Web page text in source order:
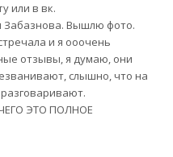
или в вк.
Забазнова. Вышлю фото.
и я ооочень
отзывы, я думаю, они
слышно, что на
ЭТО ПОЛНОЕ